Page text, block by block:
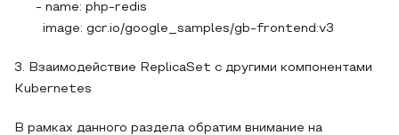
- name: php-redis
image: gcr.io/google_samples/gb-frontend:v3
3. Взаимодействие ReplicaSet с другими компонентами
Kubernetes
В рамках данного раздела обратим внимание на